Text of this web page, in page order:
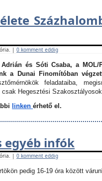
| 0 komment eddig
Adrián és Sóti Csaba, a MOL/
a Dunai Finomítóban
feladataiba,
csak Hegesztési
linken érhető el.
egyéb infók
| 0 komment eddig
pedig 16-19 óra között